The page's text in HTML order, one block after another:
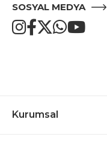
SOSYAL MEDYA
Kurumsal